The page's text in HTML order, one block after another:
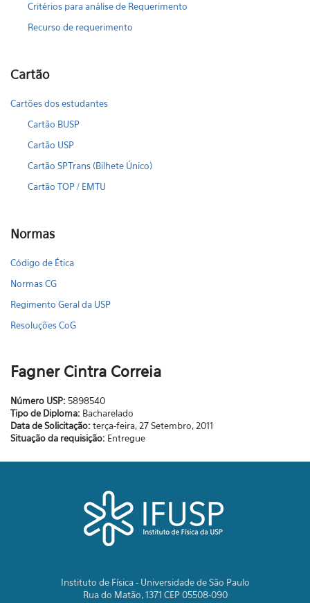
Critérios para análise de Requerimento
Recurso de requerimento
Cartão
Cartões dos estudantes
Cartão BUSP
Cartão USP
Cartão SPTrans (Bilhete Único)
Cartão TOP / EMTU
Normas
Código de Ética
Normas CG
Regimento Geral da USP
Resoluções CoG
Fagner Cintra Correia
Número USP: 5898540
Tipo de Diploma: Bacharelado
Data de Solicitação: terça-feira, 27 Setembro, 2011
Situação da requisição: Entregue
Instituto de Física - Universidade de São Paulo
Rua do Matão, 1371 CEP 05508-090